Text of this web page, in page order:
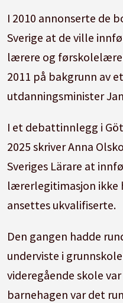
I 2010 annonserte de
Sverige at de ville
lærere og
2011 på bakgrunn av
utdanningsminister
I et debattinnlegg i
2025 skriver Anna
Sveriges Lärare at
lærerlegitimasjon ikke
ansettes ukvalifiserte.
Den gangen hadde
underviste i
videregående skole
barnehagen var det